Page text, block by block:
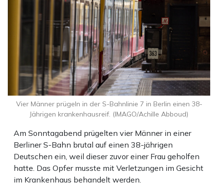
Am Sonntagabend prügelten vier Männer in einer
Berliner S-Bahn brutal auf einen 38-jährigen
Deutschen ein, weil dieser zuvor einer Frau geholfen
hatte. Das Opfer musste mit Verletzungen im Gesicht
im Krankenhaus behandelt werden.
Vier Männer prügeln in der S-Bahnlinie 7 in Berlin einen 38-
Jährigen krankenhausreif. (IMAGO/Achille Abboud)